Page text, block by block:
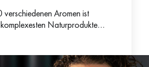
Aromen ist
Naturprodukte